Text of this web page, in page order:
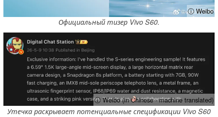
ⓘ Weibo
Официальный тизер Vivo S60.
ⓘ Weibo (in Chinese - machine translated)
Утечка раскрывает потенциальные спецификации Vivo S60